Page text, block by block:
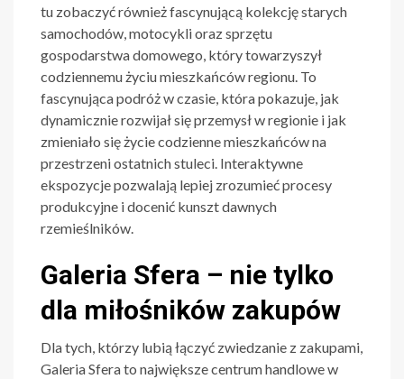
tu zobaczyć również fascynującą kolekcję starych
samochodów, motocykli oraz sprzętu
gospodarstwa domowego, który towarzyszył
codziennemu życiu mieszkańców regionu. To
fascynująca podróż w czasie, która pokazuje, jak
dynamicznie rozwijał się przemysł w regionie i jak
zmieniało się życie codzienne mieszkańców na
przestrzeni ostatnich stuleci. Interaktywne
ekspozycje pozwalają lepiej zrozumieć procesy
produkcyjne i docenić kunszt dawnych
rzemieślników.
Galeria Sfera – nie tylko
dla miłośników zakupów
Dla tych, którzy lubią łączyć zwiedzanie z zakupami,
Galeria Sfera to największe centrum handlowe w